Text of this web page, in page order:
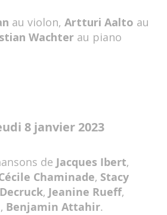
au violon, Artturi Aalto au
Wachterau piano
8 janvier 2023
de Jacques Ibert,
Chaminade, Stacy
, Jeanine Rueff,
, Benjamin Attahir.